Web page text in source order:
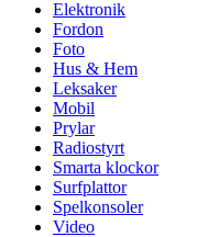
Elektronik
Fordon
Foto
Hus & Hem
Leksaker
Mobil
Prylar
Radiostyrt
Smarta klockor
Surfplattor
Spelkonsoler
Video